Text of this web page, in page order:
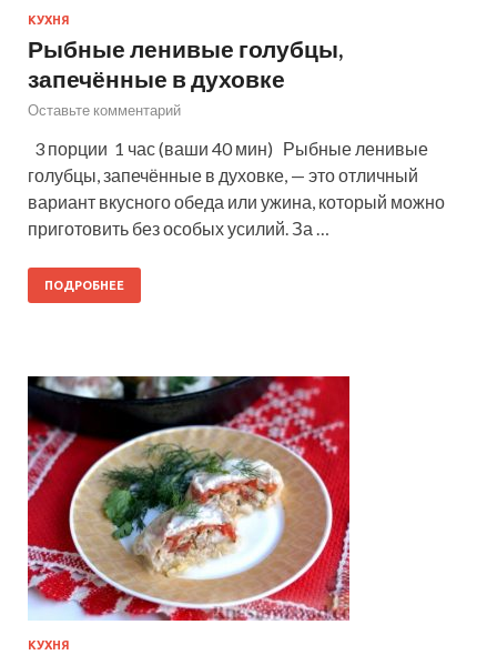
КУХНЯ
Рыбные ленивые голубцы,
запечённые в духовке
Оставьте комментарий
3 порции 1 час (ваши 40 мин) Рыбные ленивые
голубцы, запечённые в духовке, — это отличный
вариант вкусного обеда или ужина, который можно
приготовить без особых усилий. За …
ПОДРОБНЕЕ
КУХНЯ